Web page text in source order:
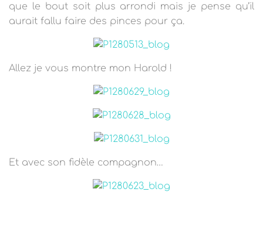
que le bout soit plus arrondi mais je pense qu’il
aurait fallu faire des pinces pour ça.
Allez je vous montre mon Harold !
Et avec son fidèle compagnon…